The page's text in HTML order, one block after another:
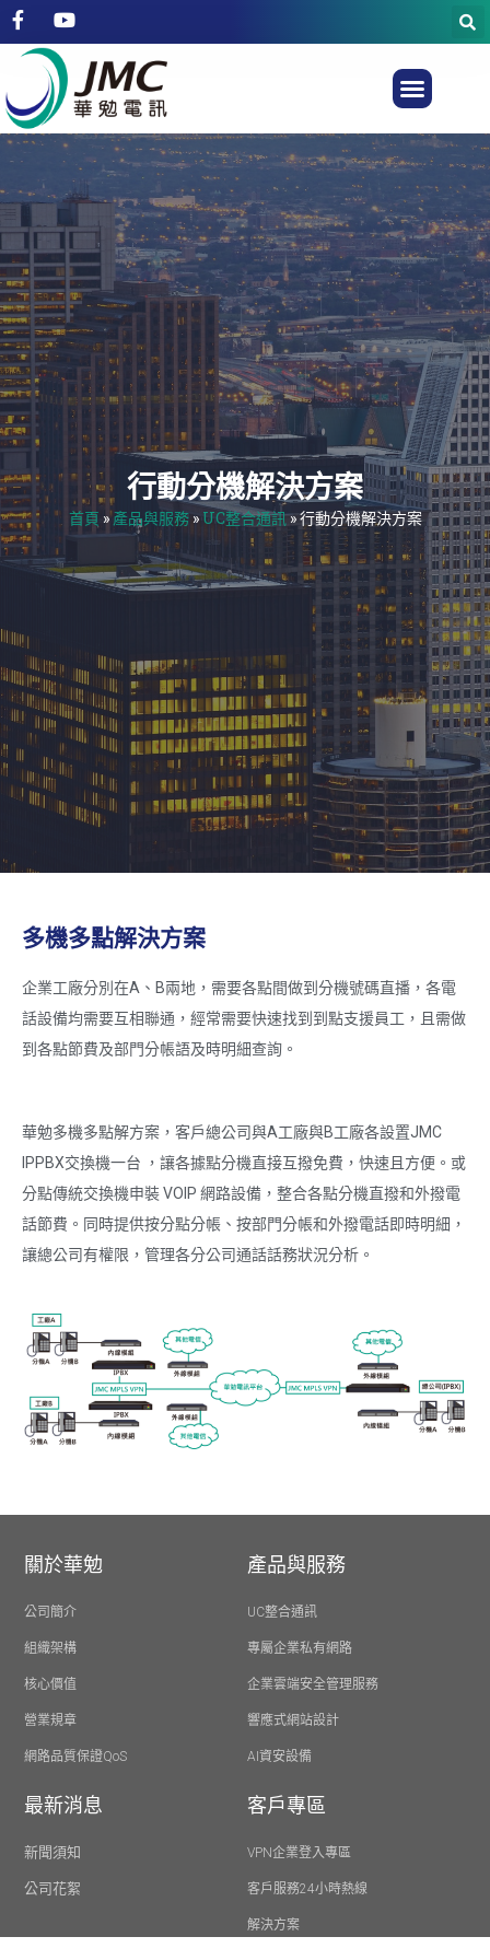
行動分機解決方案
首頁 »產品與服務»UC整合通訊»行動分機解決方案
多機多點解決方案
企業工廠分別在A、B兩地，需要各點間做到分機號碼直播，各電
話設備均需要互相聯通，經常需要快速找到到點支援員工，且需做
到各點節費及部門分帳語及時明細查詢。
華勉多機多點解方案，客戶總公司與A工廠與B工廠各設置JMC
IPPBX交換機一台 ，讓各據點分機直接互撥免費，快速且方便。或
分點傳統交換機申裝 VOIP 網路設備，整合各點分機直撥和外撥電
話節費。同時提供按分點分帳、按部門分帳和外撥電話即時明細，
讓總公司有權限，管理各分公司通話話務狀況分析。
關於華勉
公司簡介
組織架構
核心價值
營業規章
網路品質保證QoS
產品與服務
UC整合通訊
專屬企業私有網路
企業雲端安全管理服務
響應式網站設計
AI資安設備
最新消息
新聞須知
公司花絮
客戶專區
VPN企業登入專區
客戶服務24小時熱線
解決方案